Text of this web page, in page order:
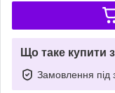
Що таке купити
Замовлення під